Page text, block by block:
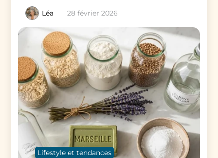
Léa 28 février 2026
Lifestyle et tendances